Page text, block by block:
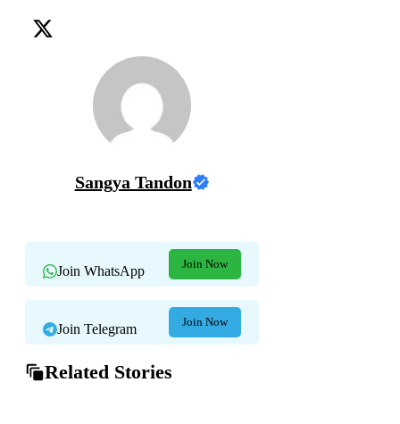
Sangya Tandon
Join WhatsApp Join Now
Join Telegram Join Now
Related Stories